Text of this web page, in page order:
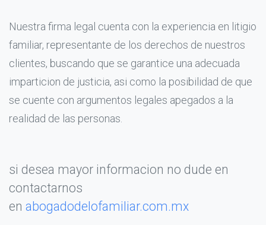
Nuestra firma legal cuenta con la experiencia en litigio
familiar, representante de los derechos de nuestros
clientes, buscando que se garantice una adecuada
imparticion de justicia, asi como la posibilidad de que
se cuente con argumentos legales apegados a la
realidad de las personas.
si desea mayor informacion no dude en
contactarnos
en abogadodelofamiliar.com.mx